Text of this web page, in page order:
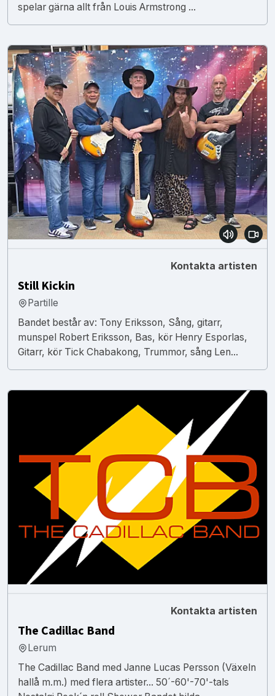
spelar gärna allt från Louis Armstrong ...
Kontakta artisten
Still Kickin
Partille
Bandet består av: Tony Eriksson, Sång, gitarr,
munspel Robert Eriksson, Bas, kör Henry Esporlas,
Gitarr, kör Tick Chabakong, Trummor, sång Len...
Kontakta artisten
The Cadillac Band
Lerum
The Cadillac Band med Janne Lucas Persson (Växeln
hallå m.m.) med flera artister... 50´-60'-70'-tals